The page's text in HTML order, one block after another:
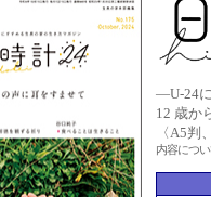
―U-24
12 歳か
〈A5
内容につ